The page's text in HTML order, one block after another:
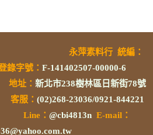
永萍素料行 統編 ：
錄字號： F-141402507-00000-6
新北市238樹林區日新街78號
(02)268-23036/0921-844221
ine： @cbi4813n E-mail：